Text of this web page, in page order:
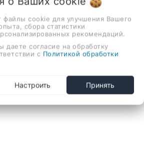
В наличии
Vieir V25006-
верхним душем), скрытый монтаж,
верхний душ, ручной душ
файлы cookie для улучшения Вашего
сбора статистики
рекомендаций.
даете согласие на обработку
с Политикой обработки
Настроить Принять